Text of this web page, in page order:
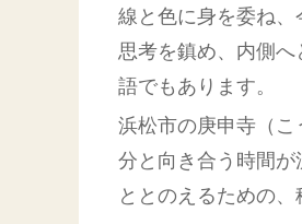
線と色に身を委ね
思考を鎮め、内側
語でもあります。
浜松市の庚申寺（
分と向き合う時間
ととのえるための、